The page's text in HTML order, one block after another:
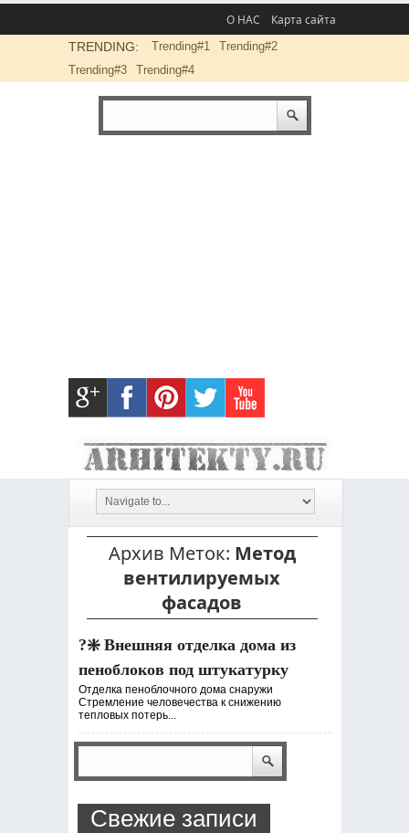
О НАС Карта сайта
TRENDING: Trending#1
Trending#2
Trending#3
Trending#4
Архив Меток: Метод
вентилируемых
фасадов
?❇️ Внешняя отделка дома из
пеноблоков под штукатурку
Отделка пеноблочного дома снаружи
Стремление человечества к снижению
тепловых потерь...
Свежие записи